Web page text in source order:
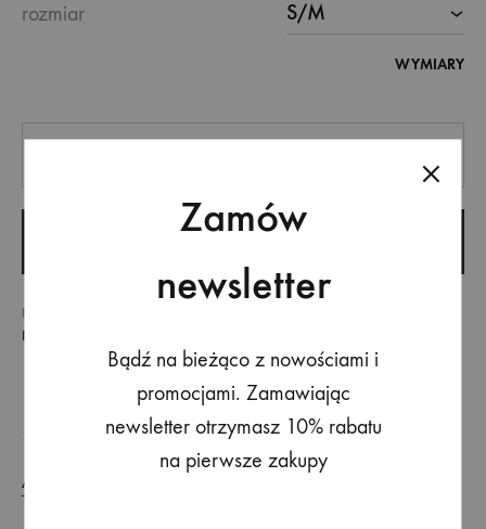
rozmiar
WYMIARY
Quantity
KATEGORIA
NOWOŚCI
ADDITIONAL INFORMATION
Zamów
newsletter
Bądź na bieżąco z nowościami i
promocjami. Zamawiając
newsletter otrzymasz 10% rabatu
na pierwsze zakupy